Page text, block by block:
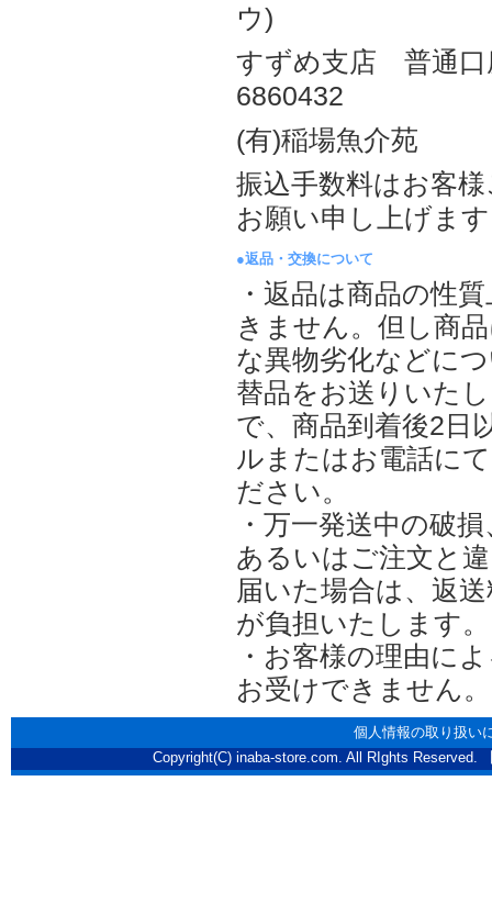
ウ)
すずめ支店 普通
6860432
(有)稲場魚介苑
振込手数料はお客
お願い申し上げま
●返品・交換について
・返品は商品の性
きません。但し商
な異物劣化などに
替品をお送りいた
で、商品到着後2日
ルまたはお電話に
ださい。
・万一発送中の破
あるいはご注文と
届いた場合は、返
が負担いたします。
・お客様の理由に
お受けできません。
個人情報の取り扱い
Copyright(C) inaba-store.com. All RIghts Reserved.